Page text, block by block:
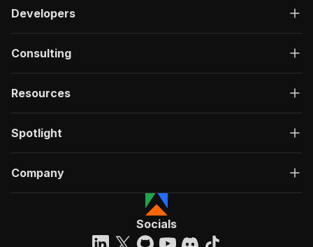
Developers
Consulting
Resources
Spotlight
Company
Socials